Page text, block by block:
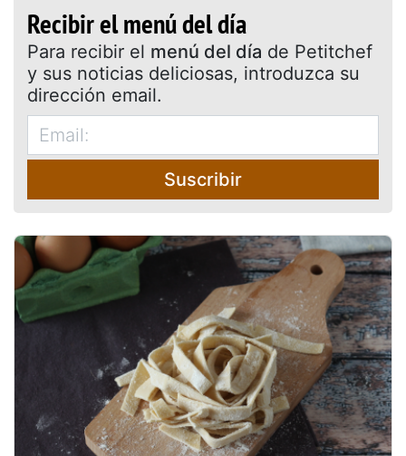
Recibir el menú del día
Para recibir el menú del día de Petitchef
y sus noticias deliciosas, introduzca su
dirección email.
Suscribir